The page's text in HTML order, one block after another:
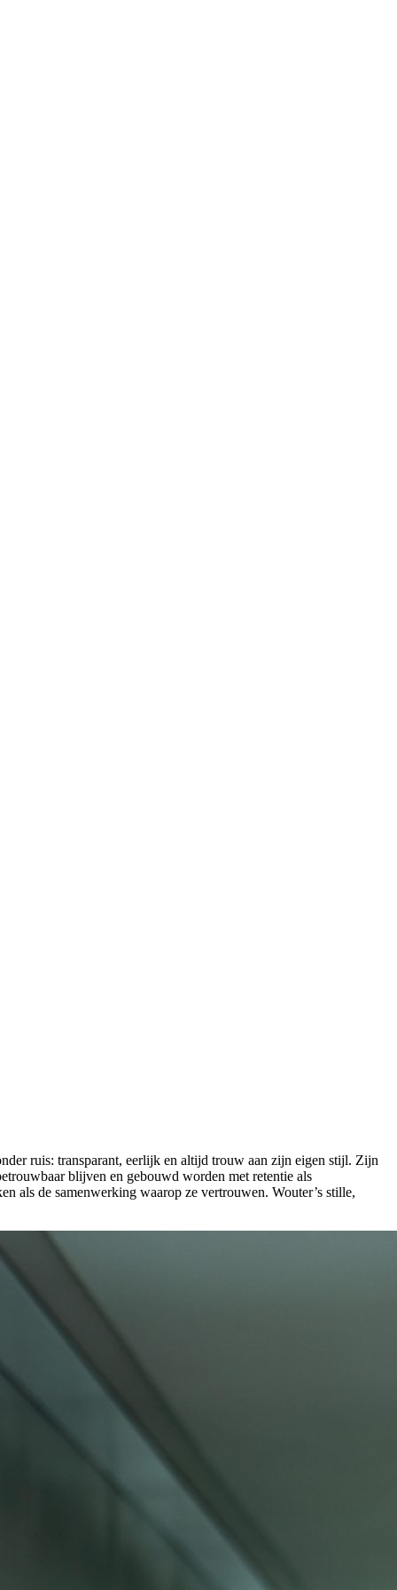
ruis: transparant, eerlijk en altijd trouw aan zijn eigen stijl. Zijn
blijven en gebouwd worden met retentie als
als de samenwerking waarop ze vertrouwen. Wouter’s stille,